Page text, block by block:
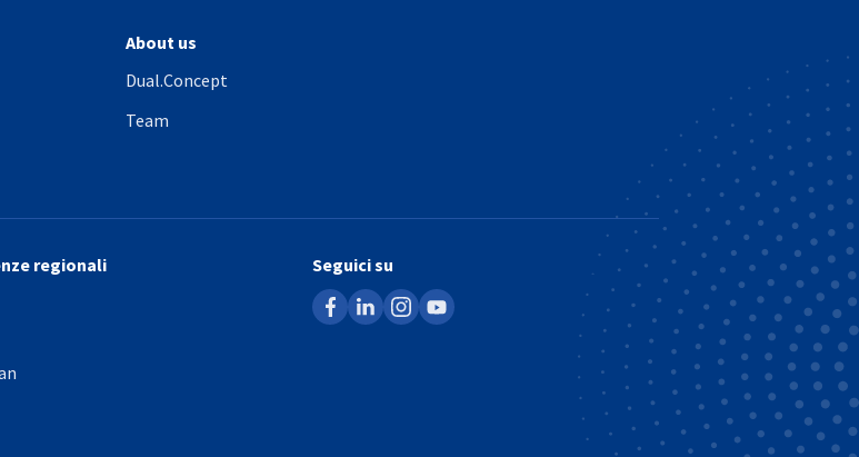
About us
Dual.Concept
Team
regionali
Seguici su
facebook
linkedininstagram
youtube